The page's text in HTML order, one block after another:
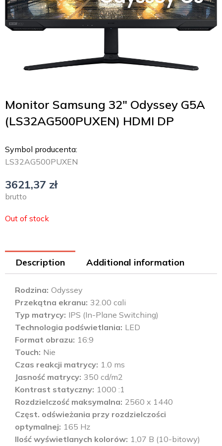
Monitor Samsung 32″ Odyssey G5A
(LS32AG500PUXEN) HDMI DP
Symbol producenta:
LS32AG500PUXEN
3621,37 zł
brutto
Out of stock
Description Additional information
Rodzina Odyssey
Przekątna ekranu 32.00 cali
Typ matrycy IPS (In-Plane Switching)
Technologia podświetlania LED
Format obrazu 16:9
Touch Nie
Czas reakcji matrycy 1.0 ms
Jasność matrycy 350 cd/m2
Kontrast statyczny 1000 :1
Rozdzielczość maksymalna 2560 x 1440
Częst. odświeżania przy rozdzielczości
optymalnej 165 Hz
Ilość wyświetlanych kolorów 1,07 B (10-bitowy)